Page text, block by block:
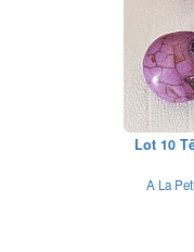
Lot 10
A La